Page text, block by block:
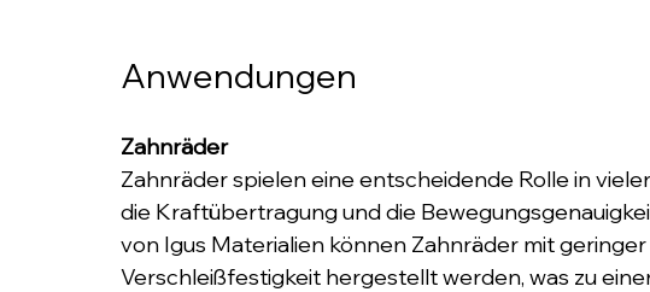
Anwendungen
Zahnräder
Zahnräder spielen eine entscheidende Rolle in
die Kraftübertragung und die
von Igus Materialien können Zahnräder mit
Verschleißfestigkeit hergestellt werden, was zu